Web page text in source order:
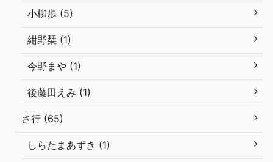
小柳歩 (5)
紺野栞 (1)
今野まや (1)
後藤田えみ (1)
さ行 (65)
しらたまあずき (1)